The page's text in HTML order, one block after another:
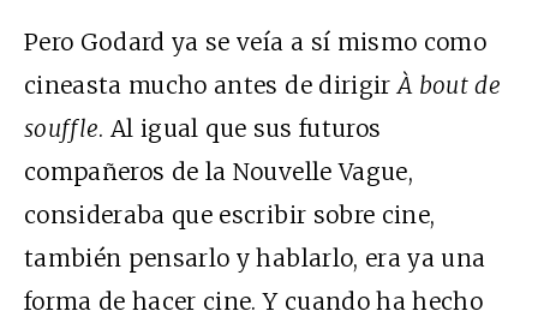
Pero Godard ya se veía a sí mismo como
cineasta mucho antes de dirigirÀ bout de
souffle. Al igual que sus futuros
compañeros de la Nouvelle Vague,
consideraba que escribir sobre cine,
también pensarlo y hablarlo, era ya una
forma de hacer cine. Y cuando ha hecho